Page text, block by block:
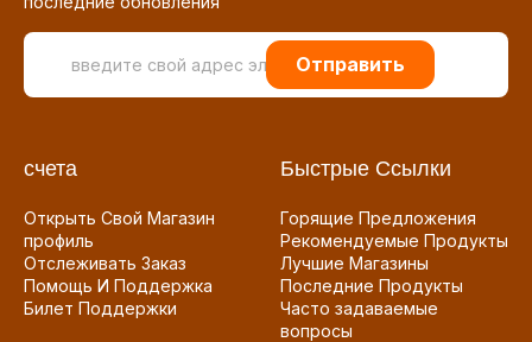
Отправить
счета
Открыть Свой Магазин
профиль
Отслеживать Заказ
Помощь И Поддержка
Билет Поддержки
Быстрые Ссылки
Горящие Предложения
Рекомендуемые Продукты
Лучшие Магазины
Последние Продукты
Часто задаваемые
вопросы